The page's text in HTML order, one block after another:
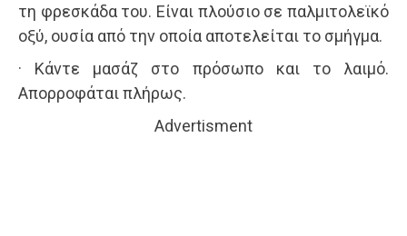
τη φρεσκάδα του. Είναι πλούσιο σε παλμιτολεϊκό
οξύ, ουσία από την οποία αποτελείται το σμήγμα.
· Κάντε μασάζ στο πρόσωπο και το λαιμό.
Απορροφάται πλήρως.
Advertisment